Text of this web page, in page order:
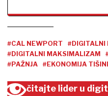
#CAL NEWPORT #DIGITALNI
#DIGITALNI MAKSIMALIZAM
#PAŽNJA
#EKONOMIJA
čitajte lider u